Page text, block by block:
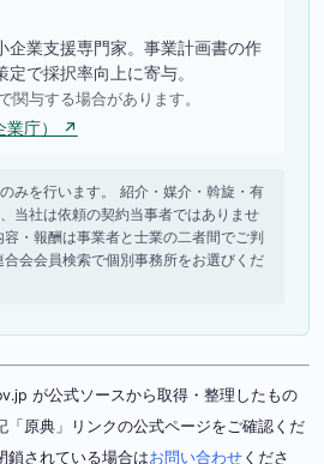
企業支援専門家。事業計画書の作
で採択率向上に寄与。
関与する場合があります。
業庁） ↗
みを行います。 紹介・媒介・斡旋・有
当社は依頼の契約当事者ではありませ
・報酬は事業者と士業の二者間でご判
会会員検索で個別事務所をお選びくだ
が公式ソースから取得・整理したもの
「原典」リンクの公式ページをご確認くだ
鎖されている場合はお問い合わせ くださ